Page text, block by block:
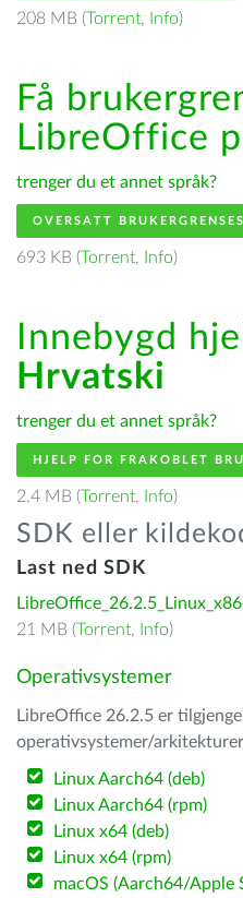
208 MB (Torrent, Info)
Få
LibreOffice
trenger du et annet språk?
OVERSATT
693 KB (Torrent, Info)
Innebygd
Hrvatski
trenger du et annet språk?
HJELP FOR FRAKOBLET
2.4 MB (Torrent, Info)
SDK eller
Last ned SDK
21 MB (Torrent, Info)
Operativsystemer
LibreOffice 26.2.5 er
operativsystemer/
Linux Aarch64 (deb)
Linux Aarch64 (rpm)
Linux x64 (deb)
Linux x64 (rpm)
macOS (Aarch64/Apple